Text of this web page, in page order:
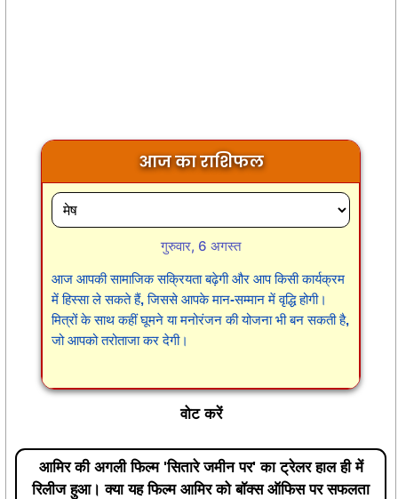
आज का राशिफल
गुरुवार, 6 अगस्त
आज आपकी सामाजिक सक्रियता बढ़ेगी और आप किसी कार्यक्रम
में हिस्सा ले सकते हैं, जिससे आपके मान-सम्मान में वृद्धि होगी।
मित्रों के साथ कहीं घूमने या मनोरंजन की योजना भी बन सकती है,
जो आपको तरोताजा कर देगी।
वोट करें
आमिर की अगली फिल्म 'सितारे जमीन पर' का ट्रेलर हाल ही में
रिलीज हुआ। क्या यह फिल्म आमिर को बॉक्स ऑफिस पर सफलता